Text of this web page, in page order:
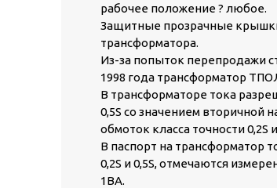
рабочее положение ? любое.
Защитные прозрачные
трансформатора.
Из-за попыток перепродажи
1998 года трансформатор
В трансформаторе тока
0,5S со значением вторичной
обмоток класса точности 0,2S
В паспорт на трансформатор
0,2S и 0,5S, отмечаются
1ВА.